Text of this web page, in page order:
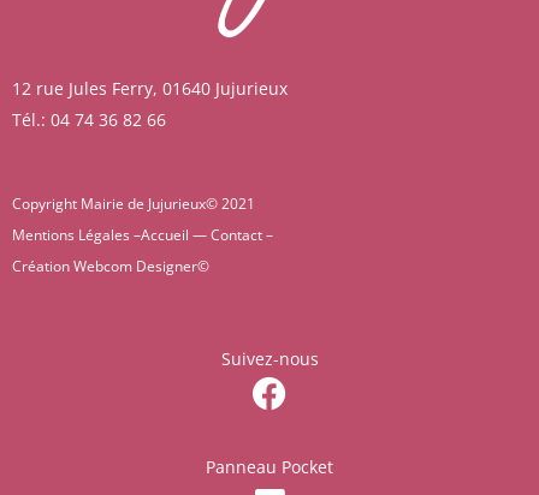
12 rue Jules Ferry, 01640 Jujurieux
Tél.: 04 74 36 82 66
Copyright Mairie de Jujurieux© 2021
Mentions Légales –Accueil —Contact–
CréationWebcom Designer©
Suivez-nous
Panneau Pocket